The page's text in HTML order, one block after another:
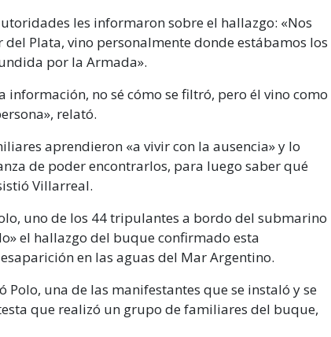
les informaron sobre el hallazgo: «Nos
Plata, vino personalmente donde estábamos los
por la Armada».
no sé cómo se filtró, pero él vino como
relató.
aprendieron «a vivir con la ausencia» y lo
de poder encontrarlos, para luego saber qué
Villarreal.
uno de los 44 tripulantes a bordo del submarino
el hallazgo del buque confirmado esta
en las aguas del Mar Argentino.
Polo, una de las manifestantes que se instaló y se
que realizó un grupo de familiares del buque,